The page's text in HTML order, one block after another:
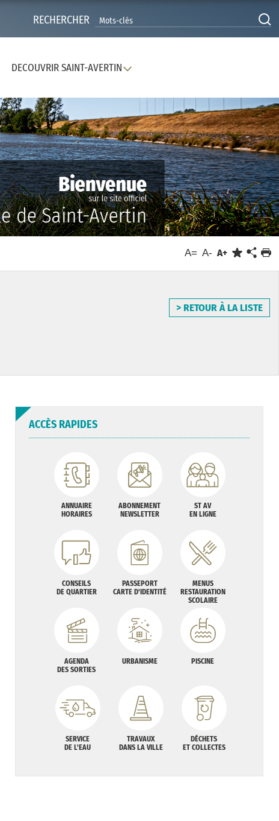
RECHERCHER
DECOUVRIR SAINT-AVERTIN
A= A- A+
> RETOUR À LA LISTE
ACCÈS RAPIDES
ANNUAIRE
HORAIRES
ABONNEMENT
NEWSLETTER
ST AV
EN LIGNE
CONSEILS
DE QUARTIER
PASSEPORT
CARTE D'IDENTITÉ
MENUS
RESTAURATION
SCOLAIRE
AGENDA
DES SORTIES
URBANISME PISCINE
SERVICE
DE L'EAU
TRAVAUX
DANS LA VILLE
DÉCHETS
ET COLLECTES